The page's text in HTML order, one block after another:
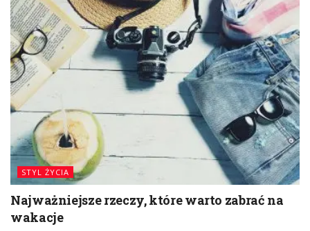
STYL ŻYCIA
Najważniejsze rzeczy, które warto zabrać na
wakacje